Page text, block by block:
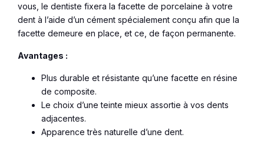
vous, le dentiste fixera la facette de porcelaine à votre
dent à l’aide d’un cément spécialement conçu afin que la
facette demeure en place, et ce, de façon permanente.
Avantages :
Plus durable et résistante qu’une facette en résine
de composite.
Le choix d’une teinte mieux assortie à vos dents
adjacentes.
Apparence très naturelle d’une dent.